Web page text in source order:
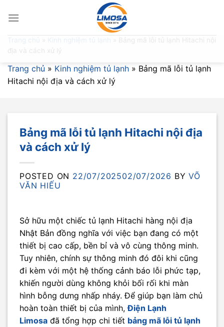
Bảng mã lỗi tủ lạnh Hitachi nội
địa và cách xử lý
Trang chủ » Kinh nghiệm tủ lạnh » Bảng mã lỗi tủ lạnh
Hitachi nội địa và cách xử lý
Bảng mã lỗi tủ lạnh Hitachi nội địa
và cách xử lý
POSTED ON 22/07/202502/07/2026 BYVÕ
VĂN HIẾU
Sở hữu một chiếc tủ lạnh Hitachi hàng nội địa
Nhật Bản đồng nghĩa với việc bạn đang có một
thiết bị cao cấp, bền bỉ và vô cùng thông minh.
Tuy nhiên, chính sự thông minh đó đôi khi cũng
đi kèm với một hệ thống cảnh báo lỗi phức tạp,
khiến người dùng không khỏi bối rối khi màn
hình bỗng dưng nhấp nháy. Để giúp bạn làm chủ
hoàn toàn thiết bị của mình,Điện Lạnh
Limosa đã tổng hợp chi tiết bảng mã lỗi tủ lạnh